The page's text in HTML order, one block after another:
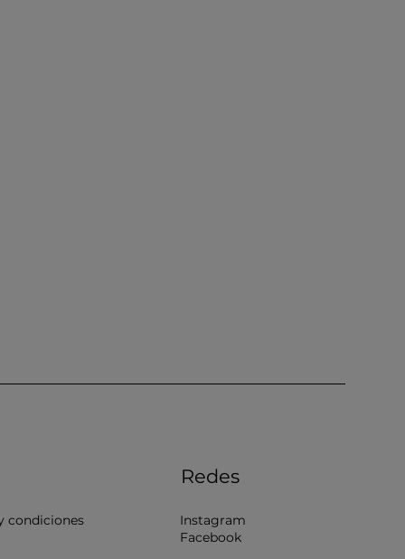
condiciones
Redes
Instagram
Facebook